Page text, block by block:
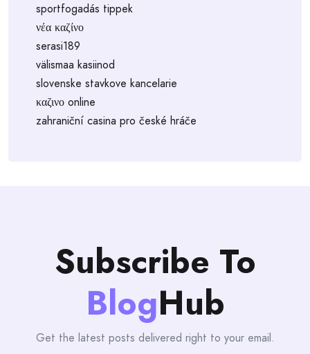
sportfogadás tippek
νέα καζίνο
serasi189
välismaa kasiinod
slovenske stavkove kancelarie
καζινο online
zahraniční casina pro české hráče
Subscribe To
BlogHub
Get the latest posts delivered right to your email.